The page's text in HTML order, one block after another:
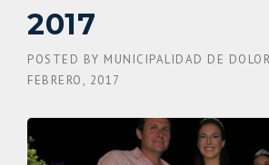
2017
POSTED BY MUNICIPALIDAD DE
FEBRERO, 2017